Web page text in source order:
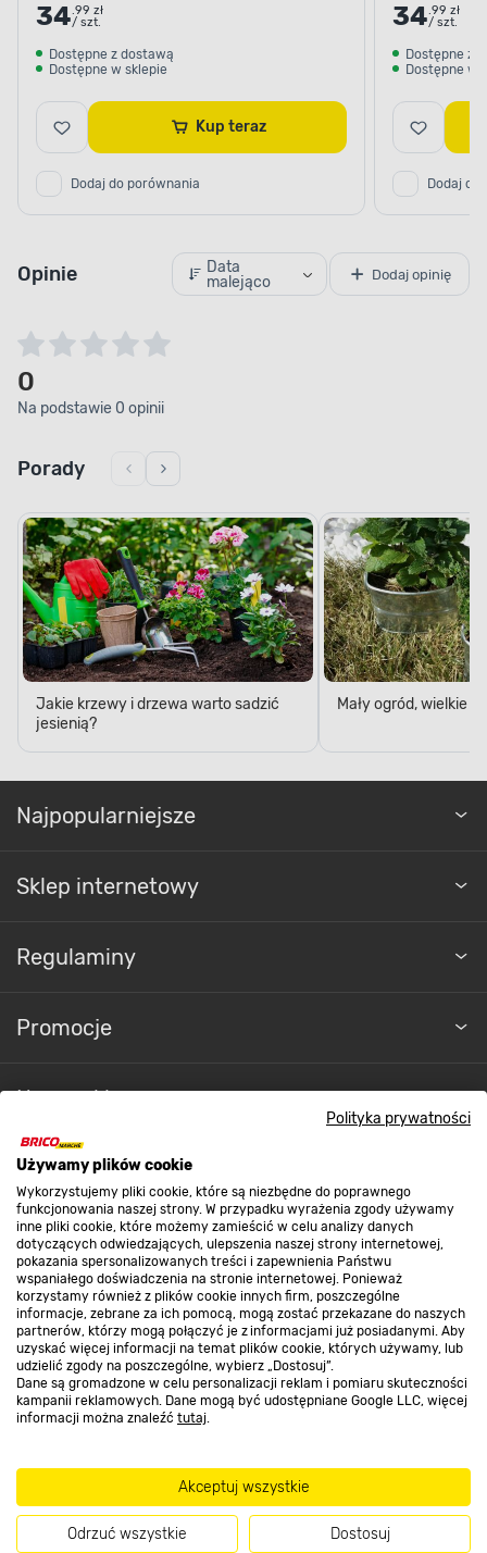
Polityka prywatności
Używamy plików cookie
Wykorzystujemy pliki cookie, które są niezbędne do poprawnego
funkcjonowania naszej strony. W przypadku wyrażenia zgody używamy
inne pliki cookie, które możemy zamieścić w celu analizy danych
dotyczących odwiedzających, ulepszenia naszej strony internetowej,
pokazania spersonalizowanych treści i zapewnienia Państwu
wspaniałego doświadczenia na stronie internetowej. Ponieważ
korzystamy również z plików cookie innych firm, poszczególne
informacje, zebrane za ich pomocą, mogą zostać przekazane do naszych
partnerów, którzy mogą połączyć je z informacjami już posiadanymi. Aby
uzyskać więcej informacji na temat plików cookie, których używamy, lub
udzielić zgody na poszczególne, wybierz „Dostosuj”.
Dane są gromadzone w celu personalizacji reklam i pomiaru skuteczności
kampanii reklamowych. Dane mogą być udostępniane Google LLC, więcej
informacji można znaleźć tutaj.
Akceptuj wszystkie
Odrzuć wszystkie Dostosuj
34.99 zł
/ szt.
Dostępne z dostawą
Dostępne w sklepie
Kup teraz
Dodaj do porównania
34.99 zł
/ szt.
Dostępne z
Dostępne w
Dodaj do
Opinie
Data
malejąco
Dodaj opinię
0
Na podstawie 0 opinii
Porady
Jakie krzewy i drzewa warto sadzić
jesienią?
Mały ogród, wielkie
Najpopularniejsze
Sklep internetowy
Regulaminy
Promocje
Nasze sklepy
O nas
Kontakt do sklepu
Strefa biznesu
Dołącz do nas
Metody płatności